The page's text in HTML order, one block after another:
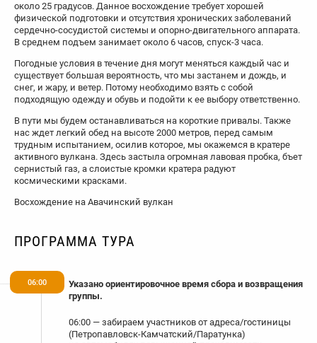
около 25 градусов. Данное восхождение требует хорошей
физической подготовки и отсутствия хронических заболеваний
сердечно-сосудистой системы и опорно-двигательного аппарата.
В среднем подъем занимает около 6 часов, спуск-3 часа.
Погодные условия в течение дня могут меняться каждый час и
существует большая вероятность, что мы застанем и дождь, и
снег, и жару, и ветер. Потому необходимо взять с собой
подходящую одежду и обувь и подойти к ее выбору ответственно.
В пути мы будем останавливаться на короткие привалы. Также
нас ждет легкий обед на высоте 2000 метров, перед самым
трудным испытанием, осилив которое, мы окажемся в кратере
активного вулкана. Здесь застыла огромная лавовая пробка, бъет
сернистый газ, а слоистые кромки кратера радуют
космическими красками.
Восхождение на Авачинский вулкан
ПРОГРАММА ТУРА
06:00
Указано ориентировочное время сбора и возвращения
группы.
06:00 — забираем участников от адреса/гостиницы
(Петропавловск-Камчатский/Паратунка)